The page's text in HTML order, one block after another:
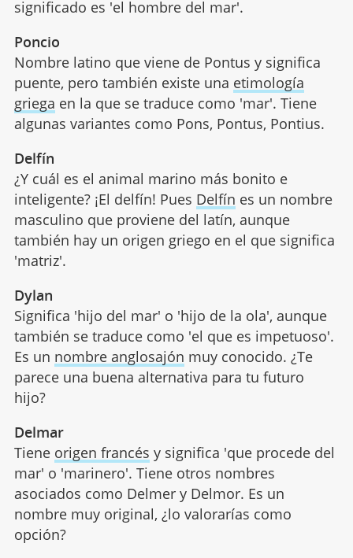
significado es 'el hombre del mar'.
Poncio
Nombre latino que viene de Pontus y significa
puente, pero también existe una etimología
griega en la que se traduce como 'mar'. Tiene
algunas variantes como Pons, Pontus, Pontius.
Delfín
¿Y cuál es el animal marino más bonito e
inteligente? ¡El delfín! Pues Delfín es un nombre
masculino que proviene del latín, aunque
también hay un origen griego en el que significa
'matriz'.
Dylan
Significa 'hijo del mar' o 'hijo de la ola', aunque
también se traduce como 'el que es impetuoso'.
Es un nombre anglosajón muy conocido. ¿Te
parece una buena alternativa para tu futuro
hijo?
Delmar
Tiene origen francés y significa 'que procede del
mar' o 'marinero'. Tiene otros nombres
asociados como Delmer y Delmor. Es un
nombre muy original, ¿lo valorarías como
opción?